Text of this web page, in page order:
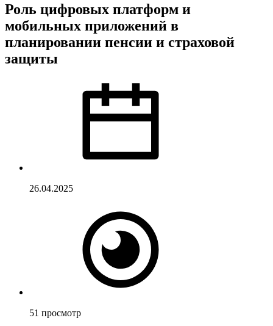
Роль цифровых платформ и
мобильных приложений в
планировании пенсии и страховой
защиты
26.04.2025
51 просмотр